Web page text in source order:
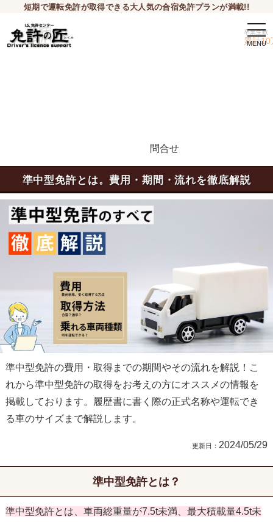
短期で運転免許が取得できる大人気の合宿免許プランが満載!!
卒業生数
累計10
問合せ
準中型免許とは。費用・期間・流れを徹底解説
準中型免許の費用・取得までの期間やその流れを解説！こ
れから準中型免許の取得をお考えの方にオススメの情報を
掲載しております。履歴書に書く際の正式名称や運転でき
る車のサイズまで解説します。
2024/05/29
準中型免許とは？
準中型免許とは、車両総重量が7.5t未満、最大積載量4.5t未